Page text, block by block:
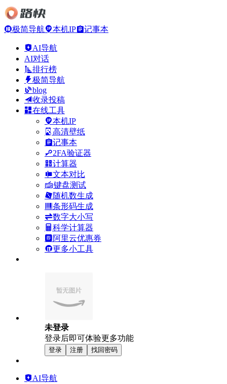
极简导航 本机IP 记事本
AI导航
AI对话
排行榜
极简导航
blog
收录投稿
在线工具
本机IP
高清壁纸
记事本
2FA验证器
计算器
文本对比
键盘测试
随机数生成
条形码生成
数字大小写
科学计算器
阿里云优惠券
更多小工具
未登录
登录后即可体验更多功能
登录 注册 找回密码
AI导航